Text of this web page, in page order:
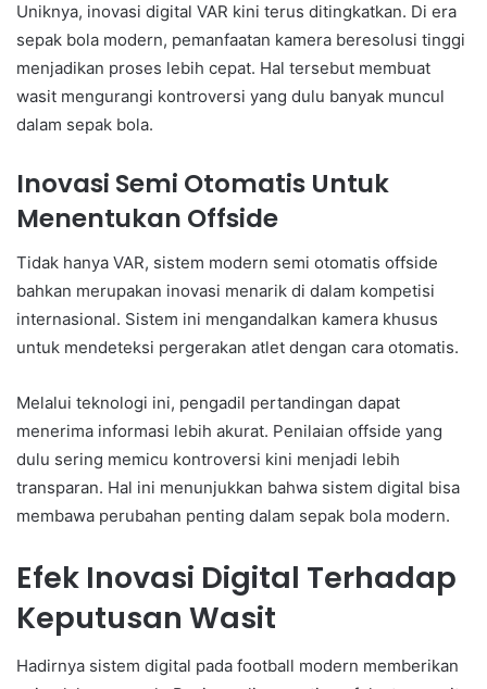
Uniknya, inovasi digital VAR kini terus ditingkatkan. Di era
sepak bola modern, pemanfaatan kamera beresolusi tinggi
menjadikan proses lebih cepat. Hal tersebut membuat
wasit mengurangi kontroversi yang dulu banyak muncul
dalam sepak bola.
Inovasi Semi Otomatis Untuk
Menentukan Offside
Tidak hanya VAR, sistem modern semi otomatis offside
bahkan merupakan inovasi menarik di dalam kompetisi
internasional. Sistem ini mengandalkan kamera khusus
untuk mendeteksi pergerakan atlet dengan cara otomatis.
Melalui teknologi ini, pengadil pertandingan dapat
menerima informasi lebih akurat. Penilaian offside yang
dulu sering memicu kontroversi kini menjadi lebih
transparan. Hal ini menunjukkan bahwa sistem digital bisa
membawa perubahan penting dalam sepak bola modern.
Efek Inovasi Digital Terhadap
Keputusan Wasit
Hadirnya sistem digital pada football modern memberikan